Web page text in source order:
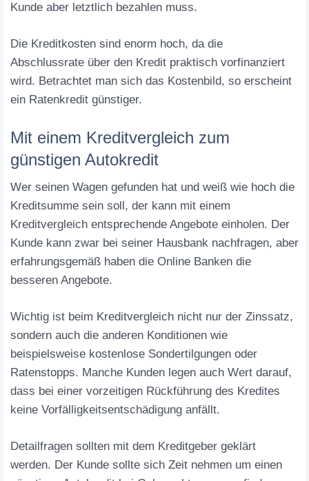
Kunde aber letztlich bezahlen muss.
Die Kreditkosten sind enorm hoch, da die
Abschlussrate über den Kredit praktisch vorfinanziert
wird. Betrachtet man sich das Kostenbild, so erscheint
ein Ratenkredit günstiger.
Mit einem Kreditvergleich zum
günstigen Autokredit
Wer seinen Wagen gefunden hat und weiß wie hoch die
Kreditsumme sein soll, der kann mit einem
Kreditvergleich entsprechende Angebote einholen. Der
Kunde kann zwar bei seiner Hausbank nachfragen, aber
erfahrungsgemäß haben die Online Banken die
besseren Angebote.
Wichtig ist beim Kreditvergleich nicht nur der Zinssatz,
sondern auch die anderen Konditionen wie
beispielsweise kostenlose Sondertilgungen oder
Ratenstopps. Manche Kunden legen auch Wert darauf,
dass bei einer vorzeitigen Rückführung des Kredites
keine Vorfälligkeitsentschädigung anfällt.
Detailfragen sollten mit dem Kreditgeber geklärt
werden. Der Kunde sollte sich Zeit nehmen um einen